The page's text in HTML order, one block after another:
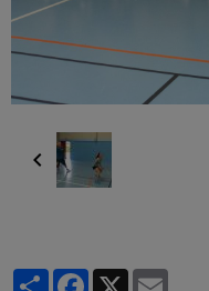
PartagerFacebook
X